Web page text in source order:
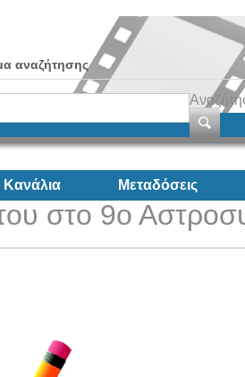
αναζήτησης
Κανάλια Μεταδόσεις
στο 9ο